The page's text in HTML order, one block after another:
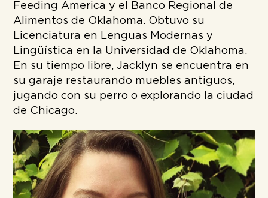
Feeding America y el Banco Regional de
Alimentos de Oklahoma. Obtuvo su
Licenciatura en Lenguas Modernas y
Lingüística en la Universidad de Oklahoma.
En su tiempo libre, Jacklyn se encuentra en
su garaje restaurando muebles antiguos,
jugando con su perro o explorando la ciudad
de Chicago.